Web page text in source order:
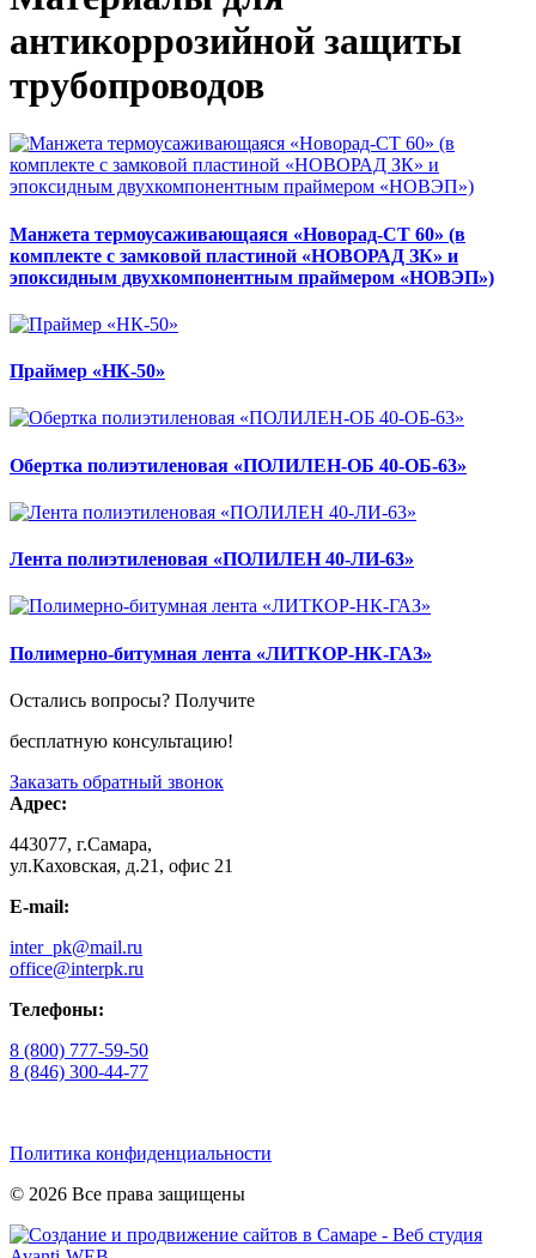
антикоррозийной защиты
трубопроводов
Манжета термоусаживающаяся «Новорад-СТ 60» (в
комплекте с замковой пластиной «НОВОРАД ЗК» и
эпоксидным двухкомпонентным праймером «НОВЭП»)
Праймер «НК-50»
Обертка полиэтиленовая «ПОЛИЛЕН-ОБ 40-ОБ-63»
Лента полиэтиленовая «ПОЛИЛЕН 40-ЛИ-63»
Полимерно-битумная лента «ЛИТКОР-НК-ГАЗ»
Остались вопросы? Получите
бесплатную консультацию!
Заказать обратный звонок
Адрес:
443077, г.Самара,
ул.Каховская, д.21, офис 21
E-mail:
inter_pk@mail.ru
office@interpk.ru
Телефоны:
8 (800) 777-59-50
8 (846) 300-44-77
Политика конфиденциальности
© 2026 Все права защищены